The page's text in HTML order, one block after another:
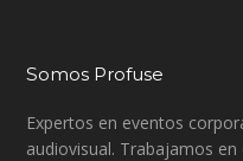
Somos Profuse
Expertos en eventos
audiovisual. Trabajamos